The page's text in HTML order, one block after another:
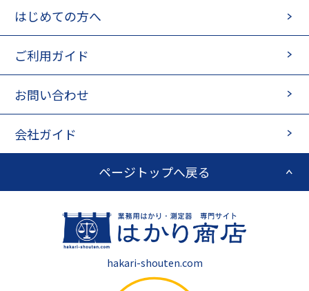
はじめての方へ
ご利用ガイド
お問い合わせ
会社ガイド
ページトップへ戻る
hakari-shouten.com